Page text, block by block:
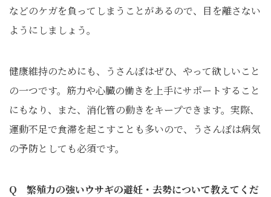
などのケガを負ってしまうことがあるので、目を離さない
ようにしましょう。
健康維持のためにも、うさんぽはぜひ、やって欲しいこと
の一つです。筋力や心臓の働きを上手にサポートすること
にもなり、また、消化管の動きをキープできます。実際、
運動不足で食滞を起こすことも多いので、うさんぽは病気
の予防としても必須です。
Q 繁殖力の強いウサギの避妊・去勢について教えてくだ